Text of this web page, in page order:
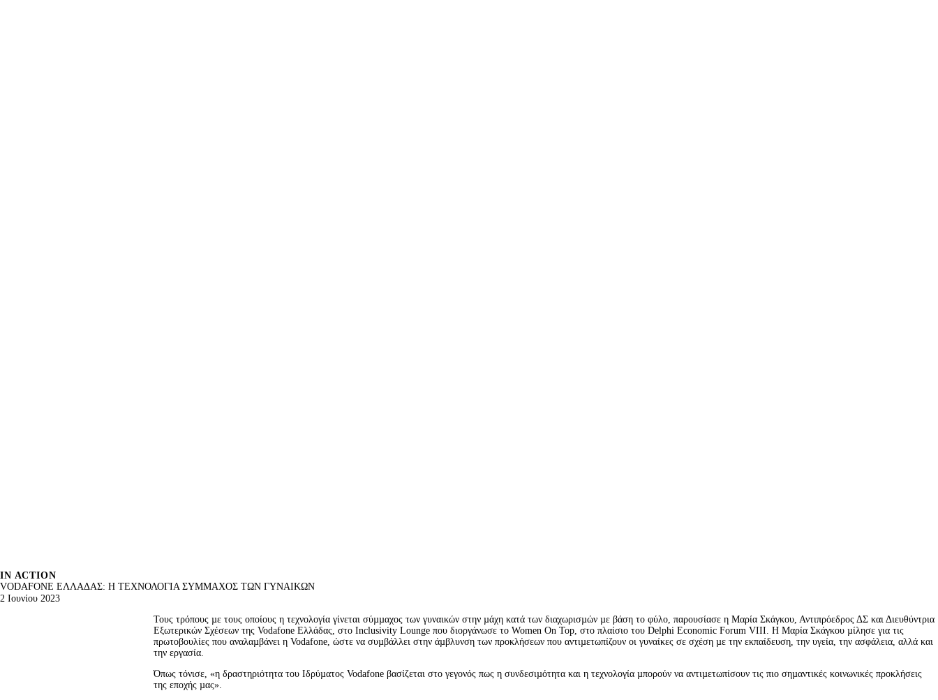
IN ACTION
VODAFONE ΕΛΛΑΔΑΣ: Η ΤΕΧΝΟΛΟΓΙΑ ΣΥΜΜΑΧΟΣ ΤΩΝ ΓΥΝΑΙΚΩΝ
2 Ιουνίου 2023
Τους τρόπους µε τους οποίους η τεχνολογία γίνεται σύµµαχος των γυναικών στην µάχη κατά των διαχωρισµών µε βάση το φύλο, παρουσίασε η Μαρία Σκάγκου, Αντιπρόεδρος ΔΣ και Διευθύντρια
Εξωτερικών Σχέσεων της Vodafone Ελλάδας, στο Inclusivity Lounge που διοργάνωσε το Women On Top, στο πλαίσιο του Delphi Economic Forum VIII. Η Μαρία Σκάγκου µίλησε για τις
πρωτοβουλίες που αναλαµβάνει η Vodafone, ώστε να συµβάλλει στην άµβλυνση των προκλήσεων που αντιµετωπίζουν οι γυναίκες σε σχέση µε την εκπαίδευση, την υγεία, την ασφάλεια, αλλά και
την εργασία.
Όπως τόνισε, «η δραστηριότητα του Ιδρύµατος Vodafone βασίζεται στο γεγονός πως η συνδεσιµότητα και η τεχνολογία µπορούν να αντιµετωπίσουν τις πιο σηµαντικές κοινωνικές προκλήσεις
της εποχής µας».